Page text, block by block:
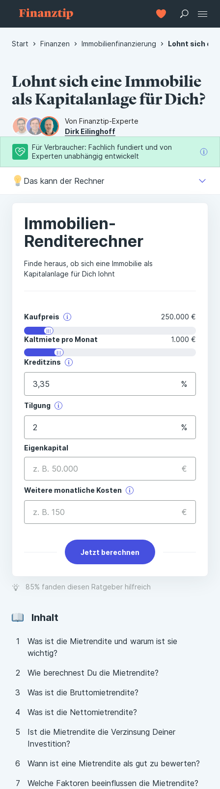
Start Finanzen Immobilienfinanzierung Lohnt sich
Lohnt sich eine Immobilie
als Kapitalanlage für Dich?
Von Finanztip-Experte
Dirk Eilinghoff
Für Verbraucher: Fachlich fundiert und von
Experten unabhängig entwickelt
Das kann der Rechner
Immobilien-
Renditerechner
Finde heraus, ob sich eine Immobilie als
Kapitalanlage für Dich lohnt
Kaufpreis 250.000 €
Kaltmiete pro Monat 1.000 €
Kreditzins
%
Tilgung
%
Eigenkapital
€
Weitere monatliche Kosten
€
Jetzt berechnen
85% fanden diesen Ratgeber hilfreich
Inhalt
Was ist die Mietrendite und warum ist sie
wichtig?
Wie berechnest Du die Mietrendite?
Was ist die Bruttomietrendite?
Was ist die Nettomietrendite?
Ist die Mietrendite die Verzinsung Deiner
Investition?
Wann ist eine Mietrendite als gut zu bewerten?
Welche Faktoren beeinflussen die Mietrendite?